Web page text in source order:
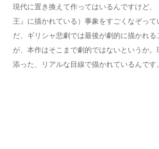
現代に置き換えて作ってはいるんですけど、
王』に描かれている）事象をすごくなぞって
だ、ギリシャ悲劇では最後が劇的に描かれ
が、本作はそこまで劇的ではないというか。
添った、リアルな目線で描かれているんです。